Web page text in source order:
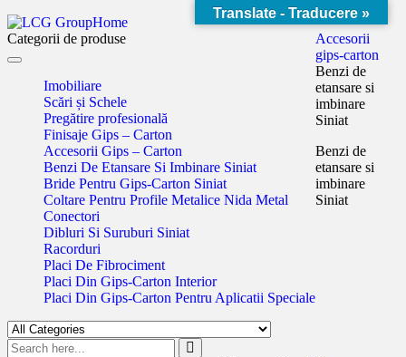
Categorii de produse
Toggle
navigationImobiliare
Scări și Schele
Pregătire profesională
Finisaje Gips – Carton
Accesorii Gips – Carton
Benzi De Etansare Si Imbinare Siniat
Bride Pentru Gips-Carton Siniat
Coltare Pentru Profile Metalice Nida Metal
Conectori
Dibluri Si Suruburi Siniat
Racorduri
Placi De Fibrociment
Placi Din Gips-Carton Interior
Placi Din Gips-Carton Pentru Aplicatii Speciale
Home
Accesorii
gips-carton
Benzi de
etansare si
imbinare
Siniat
Benzi de
etansare si
imbinare
Siniat
Translate - Traducere »